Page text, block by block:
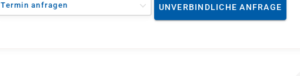
Termin anfragen UNVERBINDLICHE ANFRAGE